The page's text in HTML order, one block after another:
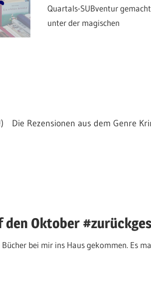
Quartals-SUBventur
unter der magischen
Die Rezensionen aus dem Genre
Oktober
bei mir ins Haus gekommen. Es